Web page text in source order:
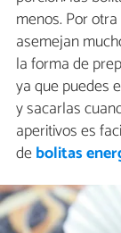
menos. Por
asemejan
la forma de
ya que puedes
y sacarlas
aperitivos es
debolitas